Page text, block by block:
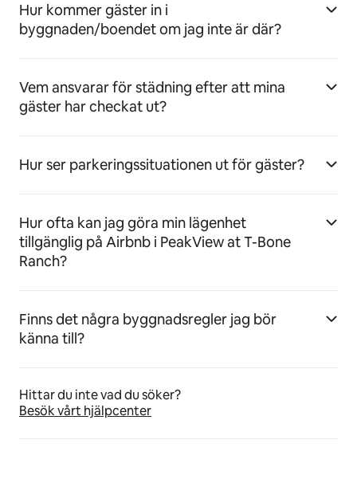
Hur kommer gäster in i
byggnaden/boendet om jag inte är där?
Vem ansvarar för städning efter att mina
gäster har checkat ut?
Hur ser parkeringssituationen ut för gäster?
Hur ofta kan jag göra min lägenhet
tillgänglig på Airbnb i PeakView at T-Bone
Ranch?
Finns det några byggnadsregler jag bör
känna till?
Hittar du inte vad du söker?
Besök vårt hjälpcenter